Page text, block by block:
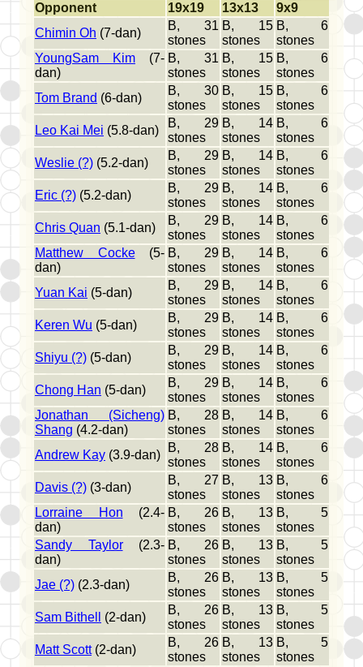
Opponent 19x19 13x13
9x9
Chimin Oh (7-dan)
B, 31
stones
B, 15
stones
B, 6
stones
YoungSam Kim (7-
dan)
B, 31
stones
B, 15
stones
B, 6
stones
Tom Brand (6-dan)
B, 30
stones
B, 15
stones
B, 6
stones
Leo Kai Mei (5.8-dan)
B, 29
stones
B, 14
stones
B, 6
stones
Weslie (?) (5.2-dan)
B, 29
stones
B, 14
stones
B, 6
stones
Eric (?) (5.2-dan)
B, 29
stones
B, 14
stones
B, 6
stones
Chris Quan (5.1-dan)
B, 29
stones
B, 14
stones
B, 6
stones
Matthew Cocke(5-
dan)
B, 29
stones
B, 14
stones
B, 6
stones
Yuan Kai (5-dan)
B, 29
stones
B, 14
stones
B, 6
stones
Keren Wu (5-dan)
B, 29
stones
B, 14
stones
B, 6
stones
Shiyu (?) (5-dan)
B, 29
stones
B, 14
stones
B, 6
stones
Chong Han (5-dan)
B, 29
stones
B, 14
stones
B, 6
stones
Jonathan (Sicheng)
Shang (4.2-dan)
B, 28
stones
B, 14
stones
B, 6
stones
Andrew Kay (3.9-dan)
B, 28
stones
B, 14
stones
B, 6
stones
Davis (?) (3-dan)
B, 27
stones
B, 13
stones
B, 6
stones
Lorraine Hon (2.4-
dan)
B, 26
stones
B, 13
stones
B, 5
stones
Sandy Taylor(2.3-
dan)
B, 26
stones
B, 13
stones
B, 5
stones
Jae (?) (2.3-dan)
B, 26
stones
B, 13
stones
B, 5
stones
Sam Bithell
(2-dan)
B, 26
stones
B, 13
stones
B, 5
stones
Matt Scott(2-dan)
B, 26
stones
B, 13
stones
B, 5
stones